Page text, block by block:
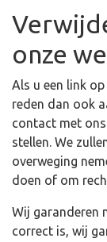
onze
Als u een link
reden dan ook
contact met
stellen. We
overweging
doen of om
Wij garanderen
correct is, wij